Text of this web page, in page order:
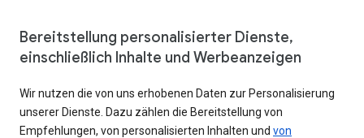
Bereitstellung personalisierter Dienste,
einschließlich Inhalte und Werbeanzeigen
Wir nutzen die von uns erhobenen Daten zur Personalisierung
unserer Dienste. Dazu zählen die Bereitstellung von
Empfehlungen, von personalisierten Inhalten und von